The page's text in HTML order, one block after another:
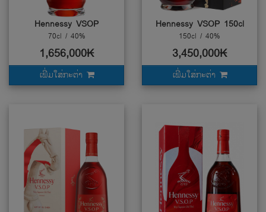
Hennessy VSOP
70cl / 40%
1,656,000₭
ເພີ່ມໃສ່ກະຕ່າ
Hennessy VSOP 150cl
150cl / 40%
3,450,000₭
ເພີ່ມໃສ່ກະຕ່າ